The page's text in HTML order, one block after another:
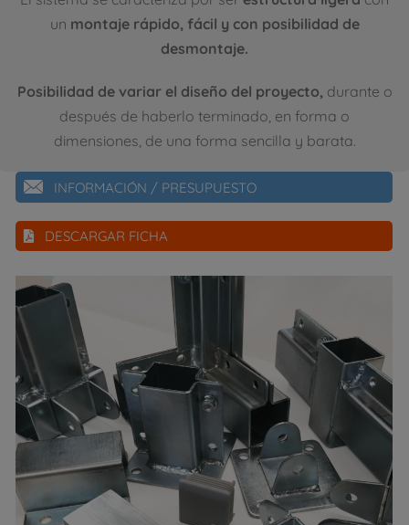
un montaje rápido, fácil y con posibilidad de
desmontaje.
Posibilidad de variar el diseño del proyecto, durante o
después de haberlo terminado, en forma o
dimensiones, de una forma sencilla y barata.
INFORMACIÓN / PRESUPUESTO
DESCARGAR FICHA